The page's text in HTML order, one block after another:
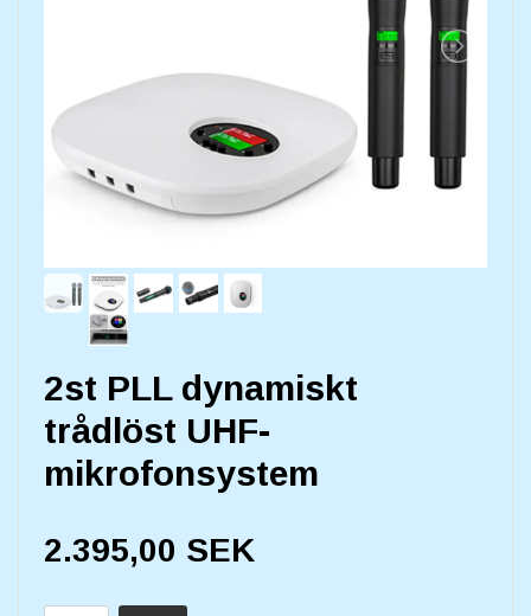
2st PLL dynamiskt
trådlöst UHF-
mikrofonsystem
2.395,00 SEK